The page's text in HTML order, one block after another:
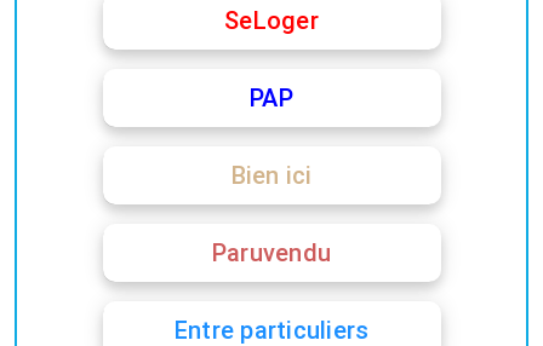
SeLoger
PAP
Bien ici
Paruvendu
Entre particuliers